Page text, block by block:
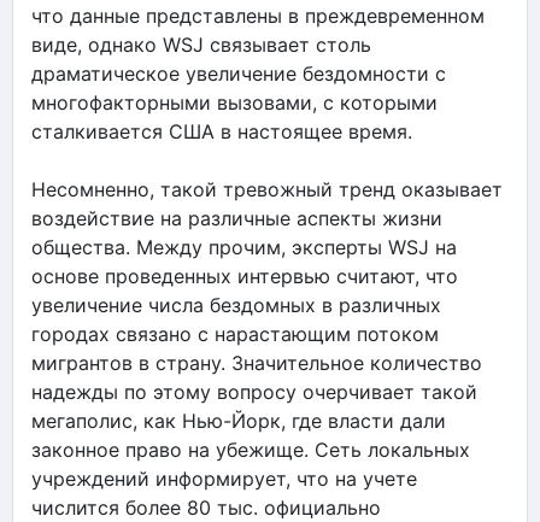
что данные представлены в преждевременном
виде, однако WSJ связывает столь
драматическое увеличение бездомности с
многофакторными вызовами, с которыми
сталкивается США в настоящее время.
Несомненно, такой тревожный тренд оказывает
воздействие на различные аспекты жизни
общества. Между прочим, эксперты WSJ на
основе проведенных интервью считают, что
увеличение числа бездомных в различных
городах связано с нарастающим потоком
мигрантов в страну. Значительное количество
надежды по этому вопросу очерчивает такой
мегаполис, как Нью-Йорк, где власти дали
законное право на убежище. Сеть локальных
учреждений информирует, что на учете
числится более 80 тыс. официально